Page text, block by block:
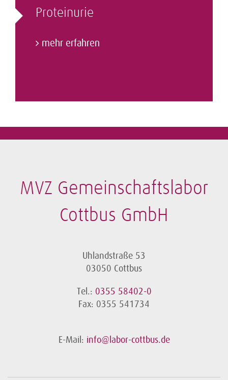
Proteinurie
mehr erfahren
MVZ Gemeinschaftslabor
Cottbus GmbH
Uhlandstraße 53
03050 Cottbus
Tel.: 0355 58402-0
Fax: 0355 541734
E-Mail: info@labor-cottbus.de